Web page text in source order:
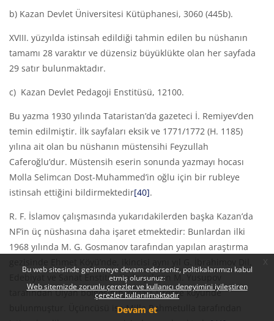
Bu web sitesinde gezinmeye devam ederseniz, politikalarımızı kabul
etmiş olursunuz:
Web sitemizde zorunlu çerezler ve kullanıcı deneyimini iyileştiren
çerezler kullanılmaktadır
Devam et
b) Kazan Devlet Üniversitesi Kütüphanesi, 3060 (445b).
XVIII. yüzyılda istinsah edildiği tahmin edilen bu nüshanın
tamamı 28 varaktır ve düzensiz büyüklükte olan her sayfada
29 satır bulunmaktadır.
c) Kazan Devlet Pedagoji Enstitüsü, 12100.
Bu yazma 1930 yılında Tataristan’da gazeteci İ. Remiyev’den
temin edilmiştir. İlk sayfaları eksik ve 1771/1772 (H. 1185)
yılına ait olan bu nüshanın müstensihi Feyzullah
Caferoğlu’dur. Müstensih eserin sonunda yazmayı hocası
Molla Selimcan Dost-Muhammed’in oğlu için bir rubleye
istinsah ettiğini bildirmektedir[40].
R. F. İslamov çalışmasında yukarıdakilerden başka Kazan’da
NF’in üç nüshasına daha işaret etmektedir: Bunlardan ilki
1968 yılında M. G. Gosmanov tarafından yapılan araştırma
Edebiyat ve Sanat Enstitüsü’nde çalışan M. Yusupov
tarafından Ulyan bölgesinin Yugarı Tireşke köyünde
bulunmuştur. Üçüncüsü ise Milla Rahmetulla tarafından